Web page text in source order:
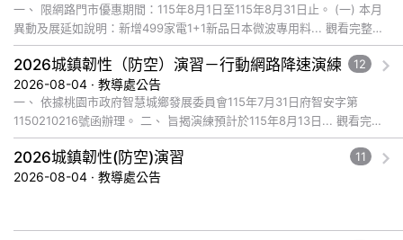
一、 限網路門市優惠期間：115年8月1日至115年8月31日止。 (一) 本月
異動及展延如說明：新增499家電1+1新品日本微波專用料... 觀看完整文
章
2026城鎮韌性（防空）演習－行動網路降速演練 12
2026-08-04 · 教導處公告
一、 依據桃園市政府智慧城鄉發展委員會115年7月31日府智安字第
1150210216號函辦理。 二、 旨揭演練預計於115年8月13日... 觀看完整
文章
2026城鎮韌性(防空)演習 11
2026-08-04 · 教導處公告